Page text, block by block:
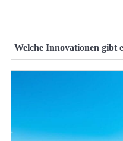
Welche Innovationen gibt